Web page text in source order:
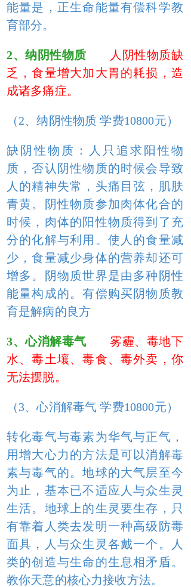
能量是，正生命能量有偿科学教
育部分。
2、纳阴性物质
人阴性物质缺
乏，食量增大加大胃的耗损，造
成诸多痛症。
（2、纳阴性物质 学费10800元）
缺阴性物质：人只追求阳性物
质，否认阴性物质的时候会导致
人的精神失常，头痛目弦，肌肤
青黄。阴性物质参加肉体化合的
时候，肉体的阳性物质得到了充
分的化解与利用。使人的食量减
少，食量减少身体的营养却还可
增多。阴物质世界是由多种阴性
能量构成的。有偿购买阴物质教
育是解病的良方
3、心消解毒气
雾霾、毒地下
水、毒土壤、毒食、毒外卖，你
无法摆脱。
（3、心消解毒气 学费10800元）
转化毒气与毒素为华气与正气，
用增大心力的方法是可以消解毒
素与毒气的。地球的大气层至今
为止，基本已不适应人与众生灵
生活。地球上的生灵要生存，只
有靠着人类去发明一种高级防毒
面具，人与众生灵各戴一个。人
类的创造与生命的生息相矛盾。
教你天意的核心力接收方法。